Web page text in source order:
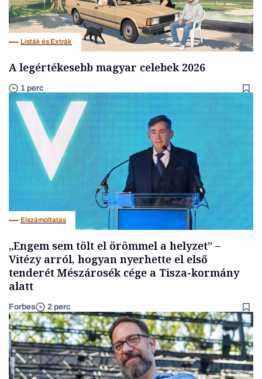
Listák és Extrák
A legértékesebb magyar celebek 2026
1 perc
Elszámoltatás
„Engem sem tölt el örömmel a helyzet” –
Vitézy arról, hogyan nyerhette el első
tenderét Mészárosék cége a Tisza-kormány
alatt
Forbes 2 perc